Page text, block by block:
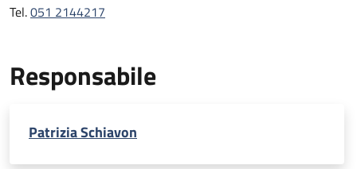
Tel.051 2144217
Responsabile
Patrizia Schiavon